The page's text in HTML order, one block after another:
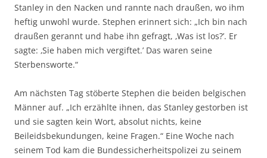
Stanley in den Nacken und rannte nach draußen, wo ihm
heftig unwohl wurde. Stephen erinnert sich: „Ich bin nach
draußen gerannt und habe ihn gefragt, ‚Was ist los?’. Er
sagte: ‚Sie haben mich vergiftet.’ Das waren seine
Sterbensworte.“
Am nächsten Tag stöberte Stephen die beiden belgischen
Männer auf. „Ich erzählte ihnen, das Stanley gestorben ist
und sie sagten kein Wort, absolut nichts, keine
Beileidsbekundungen, keine Fragen.“ Eine Woche nach
seinem Tod kam die Bundessicherheitspolizei zu seinem